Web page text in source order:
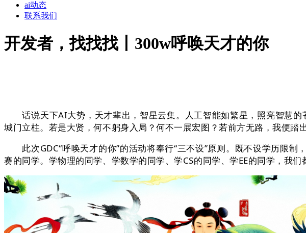
ai动态
联系我们
开发者，找找找丨300w呼唤天才的你
话说天下AI大势，天才辈出，智星云集。人工智能如繁星，照亮智慧的
城门立柱。若是大贤，何不躬身入局？何不一展宏图？若前方无路，我便踏
此次GDC“呼唤天才的你”的活动将奉行“三不设”原则。既不设学历限制
赛的同学。学物理的同学、学数学的同学、学CS的同学、学EE的同学，我